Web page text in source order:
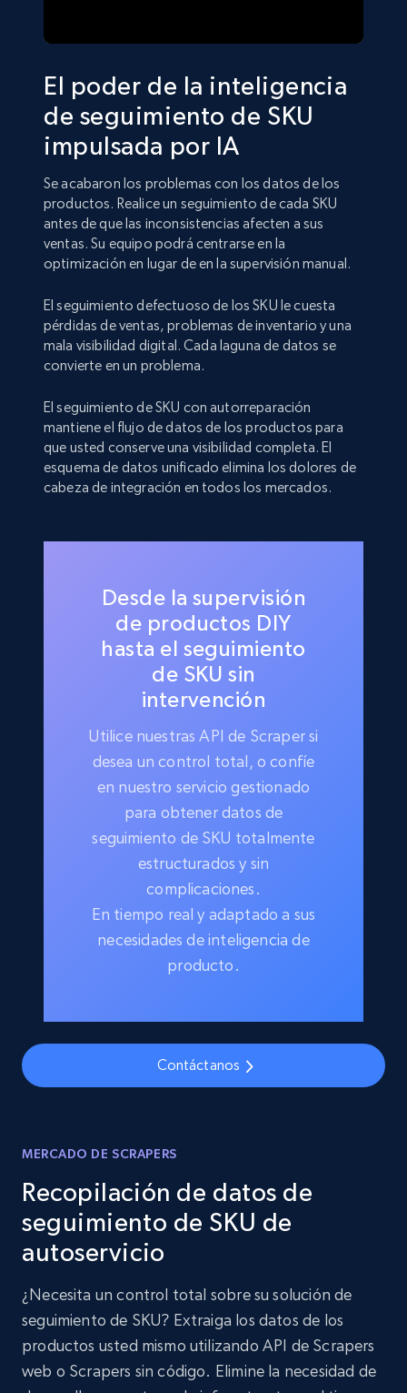
El poder de la inteligencia
de seguimiento de SKU
impulsada por IA
Se acabaron los problemas con los datos de los
productos. Realice un seguimiento de cada SKU
antes de que las inconsistencias afecten a sus
ventas. Su equipo podrá centrarse en la
optimización en lugar de en la supervisión manual.
El seguimiento defectuoso de los SKU le cuesta
pérdidas de ventas, problemas de inventario y una
mala visibilidad digital. Cada laguna de datos se
convierte en un problema.
El seguimiento de SKU con autorreparación
mantiene el flujo de datos de los productos para
que usted conserve una visibilidad completa. El
esquema de datos unificado elimina los dolores de
cabeza de integración en todos los mercados.
Desde la supervisión
de productos DIY
hasta el seguimiento
de SKU sin
intervención
Utilice nuestras API de Scraper si
desea un control total, o confíe
en nuestro servicio gestionado
para obtener datos de
seguimiento de SKU totalmente
estructurados y sin
complicaciones.
En tiempo real y adaptado a sus
necesidades de inteligencia de
producto.
Contáctanos
MERCADO DE SCRAPERS
Recopilación de datos de
seguimiento de SKU de
autoservicio
¿Necesita un control total sobre su solución de
seguimiento de SKU? Extraiga los datos de los
productos usted mismo utilizando API de Scrapers
web o Scrapers sin código. Elimine la necesidad de